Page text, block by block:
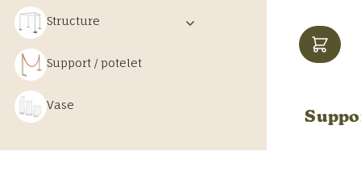
Structure
Support / potelet
Vase